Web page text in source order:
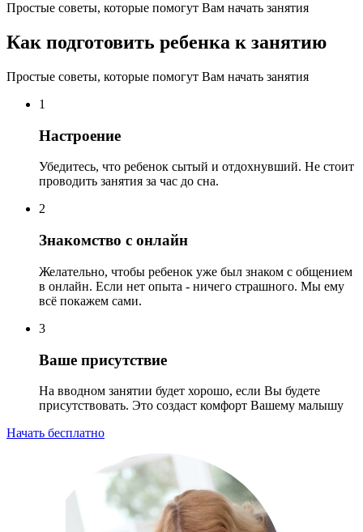
Простые советы, которые помогут Вам начать занятия
Как подготовить ребенка к занятию
Простые советы, которые помогут Вам начать занятия
1
Настроение
Убедитесь, что ребенок сытый и отдохнувший. Не стоит
проводить занятия за час до сна.
2
Знакомство с онлайн
Желательно, чтобы ребенок уже был знаком с общением
в онлайн. Если нет опыта - ничего страшного. Мы ему
всё покажем сами.
3
Ваше присутствие
На вводном занятии будет хорошо, если Вы будете
присутствовать. Это создаст комфорт Вашему малышу
Начать бесплатно